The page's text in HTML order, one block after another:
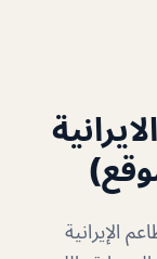
الإيرانية